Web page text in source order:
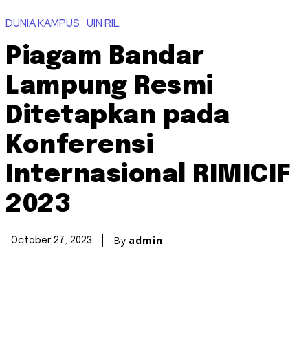
DUNIA KAMPUS UIN RIL
Piagam Bandar
Lampung Resmi
Ditetapkan pada
Konferensi
Internasional RIMICIF
2023
October 27, 2023 By admin